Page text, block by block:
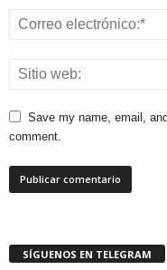
Save my name, email,
comment.
SÍGUENOS EN TELEGRAM